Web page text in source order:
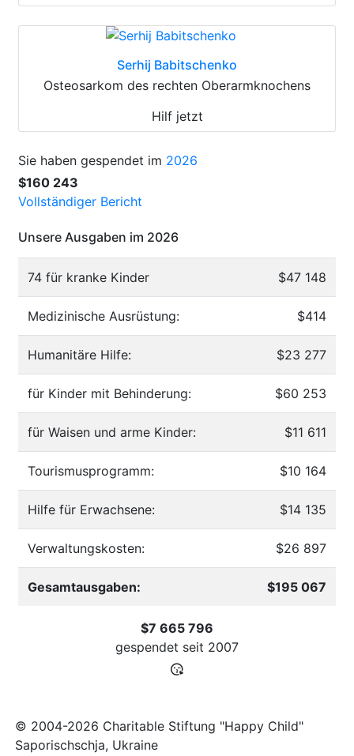
Serhij Babitschenko
Osteosarkom des rechten Oberarmknochens
Hilf jetzt
Sie haben gespendet im 2026
$160 243
Vollständiger Bericht
Unsere Ausgaben im 2026
74 für kranke Kinder $47 148
Medizinische Ausrüstung: $414
Humanitäre Hilfe: $23 277
für Kinder mit Behinderung: $60 253
für Waisen und arme Kinder: $11 611
Tourismusprogramm: $10 164
Hilfe für Erwachsene: $14 135
Verwaltungskosten: $26 897
Gesamtausgaben: $195 067
$7 665 796
gespendet seit 2007
© 2004-2026 Charitable Stiftung "Happy Child"
Saporischschja, Ukraine